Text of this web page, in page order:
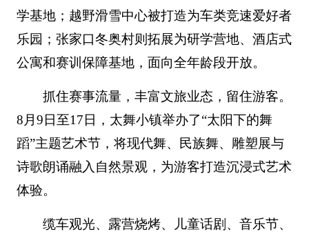
学基地；越野滑雪中心被打造为车类竞速爱好者
乐园；张家口冬奥村则拓展为研学营地、酒店式
公寓和赛训保障基地，面向全年龄段开放。
抓住赛事流量，丰富文旅业态，留住游客。
8月9日至17日，太舞小镇举办了“太阳下的舞
蹈”主题艺术节，将现代舞、民族舞、雕塑展与
诗歌朗诵融入自然景观，为游客打造沉浸式艺术
体验。
缆车观光、露营烧烤、儿童话剧、音乐节、